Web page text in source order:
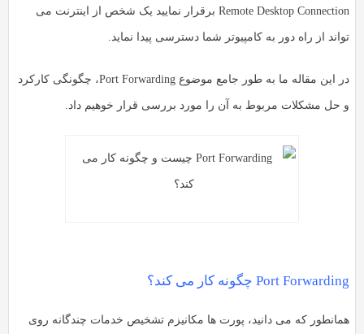
Remote Desktop Connection برقرار نمایید یک شخص از اینترنت می
تواند از راه دور به کامپیوتر شما دسترسی پیدا نماید.
در این مقاله ما به طور جامع موضوع Port Forwarding، چگونگی کارکرد
و حل مشکلات مربوط به آن را مورد بررسی قرار خوهیم داد.
Port Forwarding چگونه کار می کند؟
همانطور که می دانید، پورت ها مکانیزم تشخیص خدمات چندگانه روی